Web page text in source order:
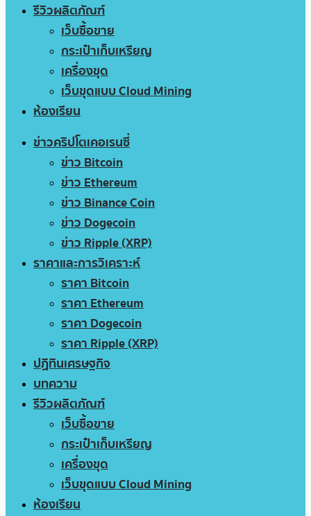
รีวิวผลิตภัณฑ์
เว็บซื้อขาย
กระเป๋าเก็บเหรียญ
เครื่องขุด
เว็บขุดแบบ Cloud Mining
ห้องเรียน
ข่าวคริปโตเคอเรนซี่
ข่าว Bitcoin
ข่าว Ethereum
ข่าว Binance Coin
ข่าว Dogecoin
ข่าว Ripple (XRP)
ราคาและการวิเคราะห์
ราคา Bitcoin
ราคา Ethereum
ราคา Dogecoin
ราคา Ripple (XRP)
ปฏิทินเศรษฐกิจ
บทความ
รีวิวผลิตภัณฑ์
เว็บซื้อขาย
กระเป๋าเก็บเหรียญ
เครื่องขุด
เว็บขุดแบบ Cloud Mining
ห้องเรียน